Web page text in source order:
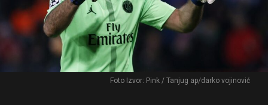
Foto Izvor: Pink / Tanjug ap/darko vojinović